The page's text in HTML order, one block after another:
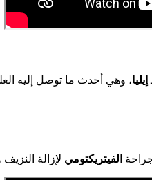
إيليا، وهي أحدث ما توصل إليه
الفيتريكتومي لإزالة النزيف